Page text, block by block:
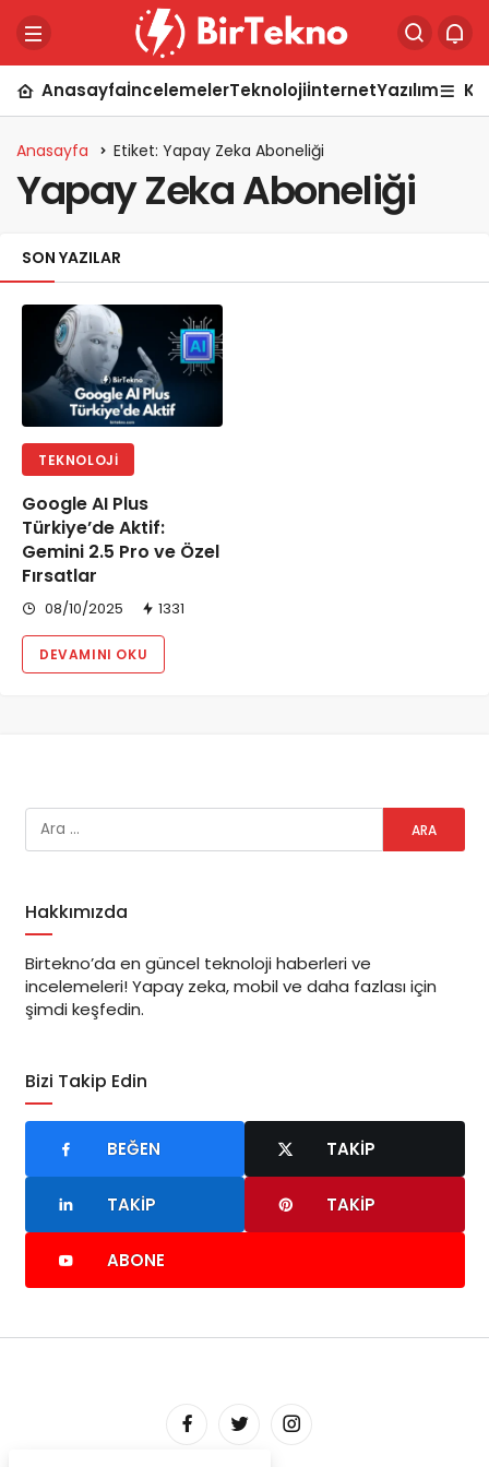
AnasayfaİncelemelerTeknolojiİnternetYazılım
Anasayfa Etiket: Yapay Zeka Aboneliği
Yapay Zeka Aboneliği
SON YAZILAR
TEKNOLOJI
Google AI Plus
Türkiye’de Aktif:
Gemini 2.5 Pro ve Özel
Fırsatlar
08/10/2025 1331
DEVAMINI OKU
Hakkımızda
Birtekno’da en güncel teknoloji haberleri ve
incelemeleri! Yapay zeka, mobil ve daha fazlası için
şimdi keşfedin.
Bizi Takip Edin
BEĞEN TAKIP
TAKIP TAKIP
ABONE